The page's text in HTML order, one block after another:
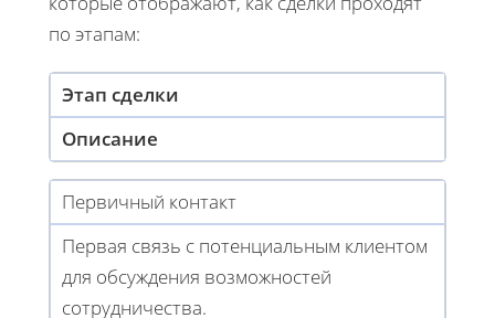
по этапам:
Этап сделки
Описание
Первичный контакт
Первая связь с потенциальным клиентом
для обсуждения возможностей
сотрудничества.